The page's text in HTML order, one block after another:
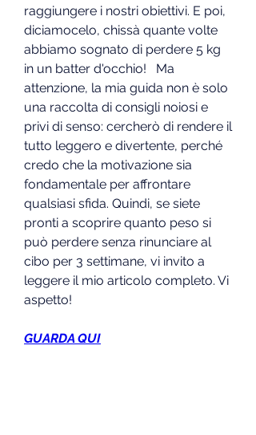
raggiungere i nostri obiettivi. E poi,
diciamocelo, chissà quante volte
abbiamo sognato di perdere 5 kg
in un batter d'occhio!   Ma
attenzione, la mia guida non è solo
una raccolta di consigli noiosi e
privi di senso: cercherò di rendere il
tutto leggero e divertente, perché
credo che la motivazione sia
fondamentale per affrontare
qualsiasi sfida. Quindi, se siete
pronti a scoprire quanto peso si
può perdere senza rinunciare al
cibo per 3 settimane, vi invito a
leggere il mio articolo completo. Vi
aspetto!
GUARDA QUI